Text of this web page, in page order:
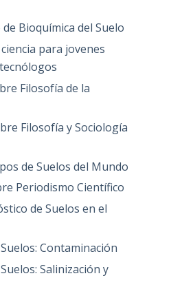
Bioquímica del Suelo
para jovenes
Filosofía de la
Filosofía y Sociología
de Suelos del Mundo
Periodismo Científico
de Suelos en el
Contaminación
Salinización y